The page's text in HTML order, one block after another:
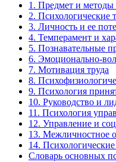
1. Предмет и методы
2. Психологические
3. Личность и ее
4. Темперамент и
5. Познавательные
6. Эмоционально-
7. Мотивация труда
8.
9. Психология
10. Руководство и
11. Психология
12. Управление и
13. Межличностное
14.
Словарь основных